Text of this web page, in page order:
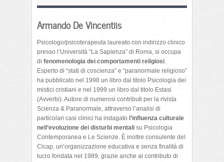
Armando De Vincentiis
Psicologo/psicoterapeuta laureato con indirizzo clinico
presso l’Università “La Sapienza” di Roma, si occupa
di fenomenologia dei comportamenti religiosi.
Esperto di “stati di coscienza” e “paranormale religioso”
ha pubblicato nel 1998 un libro dal titolo Psicologia dei
mistici cristiani e nel 1999 un libro dal titolo Estasi
(Avverbi). Autore di numerosi contributi per la rivista
Scienza & Paranormale, attraverso l’analisi di
particolari casi clinici ha indagato l’influenza culturale
nell’evoluzione dei disturbi mentali su Psicologia
Contemporanea e Le Scienze. È inoltre consulente del
Cicap, un’organizzazione educativa e senza finalità di
lucro fondata nel 1989, grazie anche al contributo di